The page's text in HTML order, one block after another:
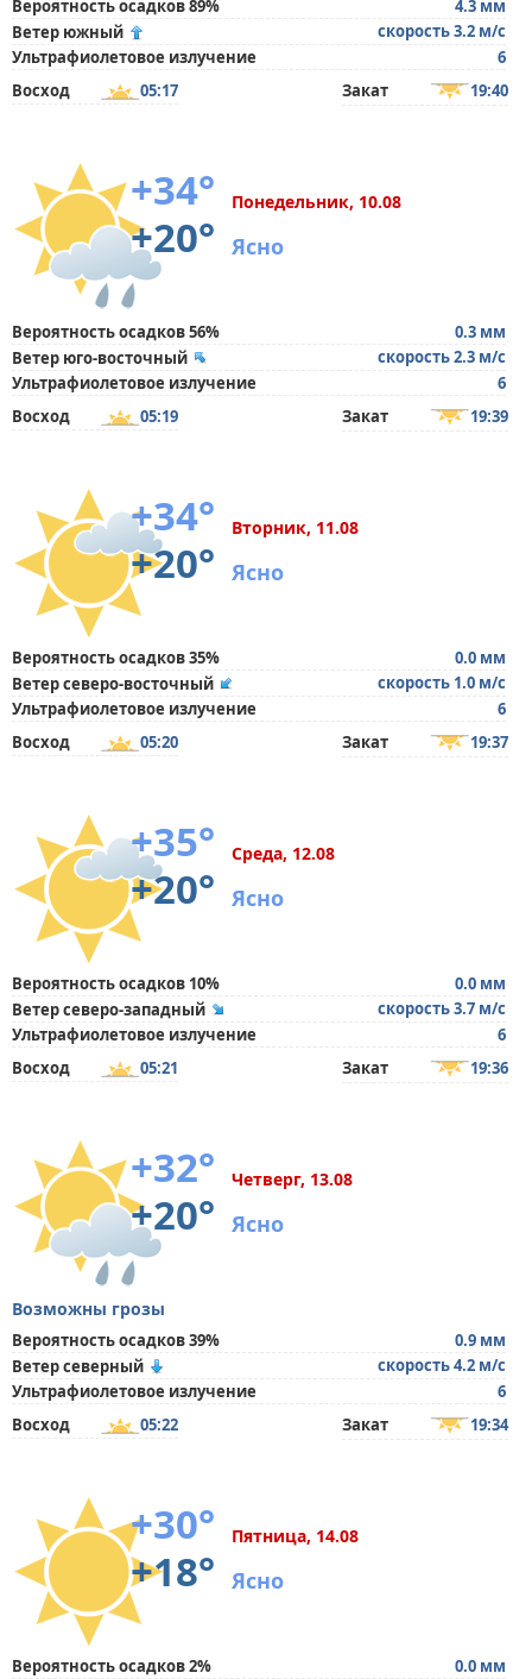
Вероятность осадков 89%
4.3 мм
Ветер южный
скорость 3.2 м/с
Ультрафиолетовое излучение
6
Восход
05:17 Закат 19:40
+34°
+20°
Понедельник, 10.08
Ясно
Вероятность осадков 56%
0.3 мм
Ветер юго-восточный
скорость 2.3 м/с
Ультрафиолетовое излучение
6
Восход
05:19 Закат 19:39
+34°
+20°
Вторник, 11.08
Ясно
Вероятность осадков 35%
0.0 мм
Ветер северо-восточный
скорость 1.0 м/с
Ультрафиолетовое излучение
6
Восход
05:20 Закат 19:37
+35°
+20°
Среда, 12.08
Ясно
Вероятность осадков 10%
0.0 мм
Ветер северо-западный
скорость 3.7 м/с
Ультрафиолетовое излучение
6
Восход
05:21 Закат 19:36
+32°
+20°
Четверг, 13.08
Ясно
Возможны грозы
Вероятность осадков 39%
0.9 мм
Ветер северный
скорость 4.2 м/с
Ультрафиолетовое излучение
6
Восход
05:22 Закат 19:34
+30°
+18°
Пятница, 14.08
Ясно
Вероятность осадков 2%
0.0 мм